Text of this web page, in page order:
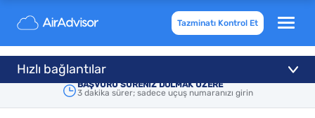
Tazminatı Kontrol Et
BAŞVURU SÜRENİZ DOLMAK ÜZERE
3 dakika sürer; sadece uçuş numaranızı girin
Hızlı bağlantılar